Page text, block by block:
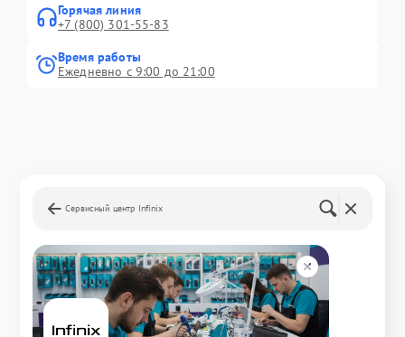
Горячая линия
+7 (800) 301-55-83
Время работы
Ежедневно с 9:00 до 21:00
Сервисный центр Infinix